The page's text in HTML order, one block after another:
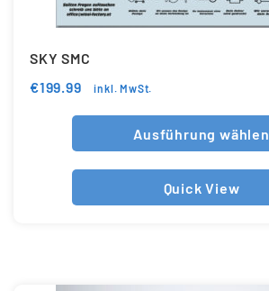
SKY SMC
€199.99 inkl. MwSt.
Ausführung wählen
Quick View